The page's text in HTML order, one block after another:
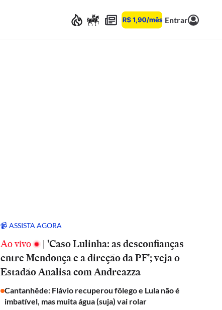
Entrar
📹 ASSISTA AGORA
Ao vivo | 'Caso Lulinha: as desconfianças
entre Mendonça e a direção da PF'; veja o
Estadão Analisa com Andreazza
Cantanhêde: Flávio recuperou fôlego e Lula não é
imbatível, mas muita água (suja) vai rolar